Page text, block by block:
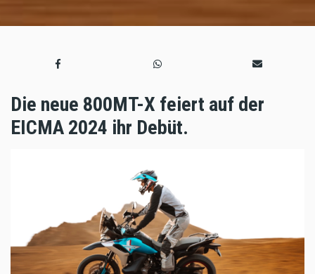
Die neue 800MT-X feiert auf der
EICMA 2024 ihr Debüt.